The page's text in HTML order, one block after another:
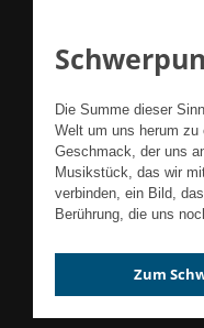
Die Summe dieser
Welt um uns herum
Geschmack, der uns
Musikstück, das wir
verbinden, ein Bild,
Berührung, die uns
Zum